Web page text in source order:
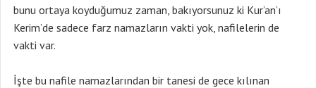
bunu ortaya koyduğumuz zaman, bakıyorsunuz ki Kur’an’ı
Kerim’de sadece farz namazların vakti yok, nafilelerin de
vakti var.
İşte bu nafile namazlarından bir tanesi de gece kılınan